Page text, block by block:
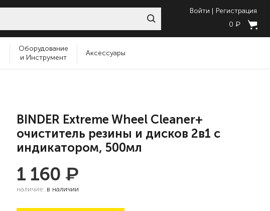
Войти
Регистрация
0 ₽
Оборудование
и Инструмент
Аксессуары
BINDER Extreme Wheel Cleaner+
очиститель резины и дисков 2в1 с
индикатором, 500мл
1 160 ₽
наличие: в наличии